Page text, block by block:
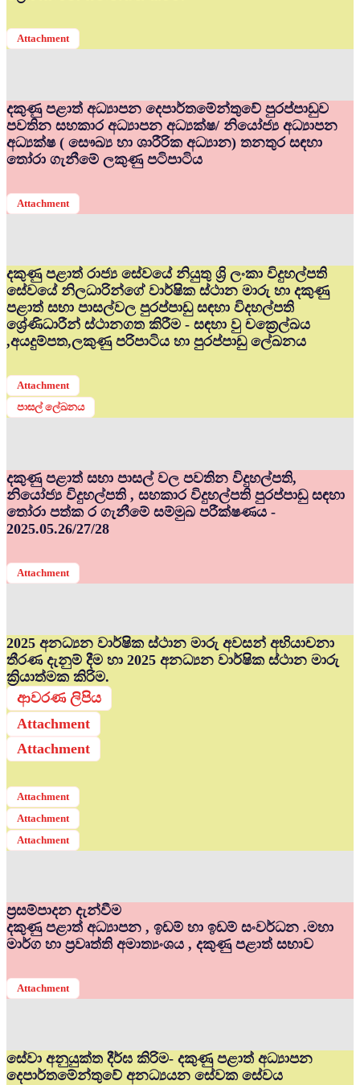
Attachment
දකුණු පළාත් අධ්‍යාපන දෙපාර්තමේන්තුවේ පුරප්පාඩුව
පවතින සහකාර අධ්‍යාපන අධ්‍යක්ෂ/ නියෝජ්‍ය අධ්‍යාපන
අධ්‍යක්ෂ ( සෞඛ්‍ය හා ශාරීරික අධ්‍යාන) තනතුර සඳහා
තෝරා ගැනීමේ ලකුණු පටිපාටිය
Attachment
දකුණු පළාත් රාජ්‍ය සේවයේ නියුතු ශ්‍රි ලංකා විදුහල්පති
සේවයේ නිලධාරින්ගේ වාර්ෂික ස්ථාන මාරු හා දකුණු
පළාත් සභා පාසල්වල පුරප්පාඩු සඳහා විදහල්පති
ශ්‍රේණිධාරීන් ස්ථානගත කිරීම - සඳහා වු චක්‍රෙල්ඛය
,අයදුම්පත,ලකුණු පරිපාටිය හා පුරප්පාඩු ලේඛනය
Attachment
පාසල් ලේඛනය
දකුණු පළාත් සභා පාසල් වල පවතින විදුහල්පති,
නියෝජ්‍ය විදුහල්පති , සහකාර විදුහල්පති පුරප්පාඩු සඳහා
තෝරා පත්ක ර ගැනීමේ සම්මුඛ පරීක්ෂණය -
2025.05.26/27/28
Attachment
2025 අනධ්‍යන වාර්ෂික ස්ථාන මාරු අවසන් අභියාචනා
තීරණ දැනුම් දීම හා 2025 අනධ්‍යන වාර්ෂික ස්ථාන මාරු
ක්‍රියාත්මක කිරිම.
ආවරණ ලිපිය
Attachment
Attachment
Attachment
Attachment
Attachment
ප්‍රසම්පාදන දැන්වීම
දකුණු පළාත් අධ්‍යාපන , ඉඩම් හා ඉඩම් සංවර්ධන .මහා
මාර්ග හා ප්‍රවෘත්ති අමාත්‍යංශය , දකුණු පළාත් සභාව
Attachment
සේවා අනුයුක්ත දීර්ඝ කිරිම- දකුණු පළාත් අධ්‍යාපන
දෙපාර්තමේන්තුවේ අනධ්‍යයන සේවක සේවය